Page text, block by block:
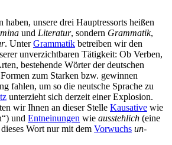
haben, unsere drei Hauptressorts heißen
und Literatur, sondern Grammatik,
. UnterGrammatik betreiben wir den
unverzichtbaren Tätigkeit: Ob Verben,
bestehende Wörter der deutschen
zum Starken bzw. gewinnen
fahlen, um so die neutsche Sprache zu
unterzieht sich derzeit einer Explosion.
wir Ihnen an dieser Stelle Kausative wie
und Entneinungen wie ausstehlich (eine
Wort nur mit dem Vorwuchs un-